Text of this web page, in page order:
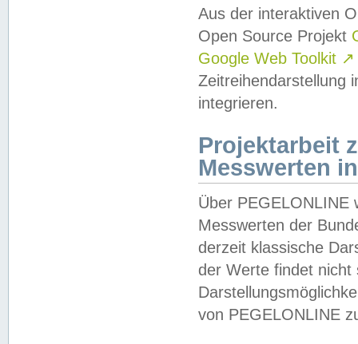
Aus der interaktiven
Open Source Projekt
Google Web Toolkit ↗
Zeitreihendarstellung
integrieren.
Projektarbeit
Messwerten
Über PEGELONLINE
Messwerten der
derzeit klassische
der Werte findet
von PEGELONLINE